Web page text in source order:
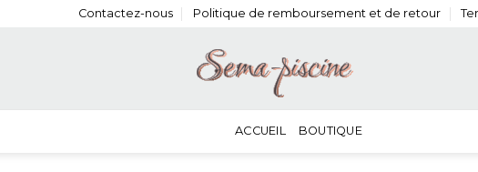
Contactez-nous Politique de remboursement et de retour
ACCUEIL BOUTIQUE